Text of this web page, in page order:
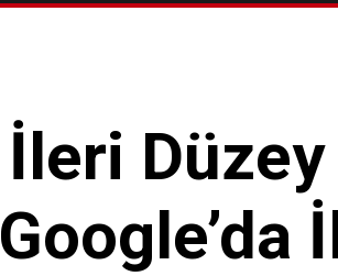
İleri
Google’da